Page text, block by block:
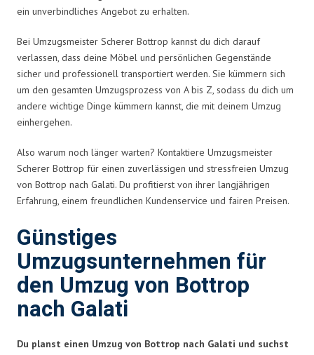
ein unverbindliches Angebot zu erhalten.
Bei Umzugsmeister Scherer Bottrop kannst du dich darauf
verlassen, dass deine Möbel und persönlichen Gegenstände
sicher und professionell transportiert werden. Sie kümmern sich
um den gesamten Umzugsprozess von A bis Z, sodass du dich um
andere wichtige Dinge kümmern kannst, die mit deinem Umzug
einhergehen.
Also warum noch länger warten? Kontaktiere Umzugsmeister
Scherer Bottrop für einen zuverlässigen und stressfreien Umzug
von Bottrop nach Galati. Du profitierst von ihrer langjährigen
Erfahrung, einem freundlichen Kundenservice und fairen Preisen.
Günstiges
Umzugsunternehmen für
den Umzug von Bottrop
nach Galati
Du planst einen Umzug von Bottrop nach Galati und suchst